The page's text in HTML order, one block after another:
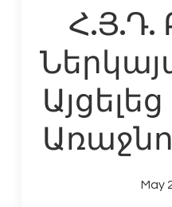
Հ.Յ.Դ.
May